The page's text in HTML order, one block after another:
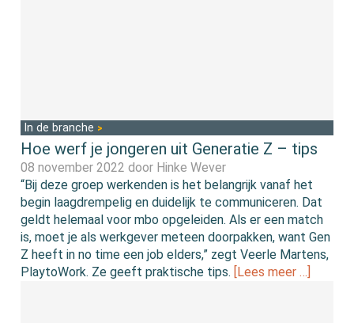
In de branche
Hoe werf je jongeren uit Generatie Z – tips
08 november 2022 door Hinke Wever
“Bij deze groep werkenden is het belangrijk vanaf het
begin laagdrempelig en duidelijk te communiceren. Dat
geldt helemaal voor mbo opgeleiden. Als er een match
is, moet je als werkgever meteen doorpakken, want Gen
Z heeft in no time een job elders,” zegt Veerle Martens,
PlaytoWork. Ze geeft praktische tips. [Lees meer …]